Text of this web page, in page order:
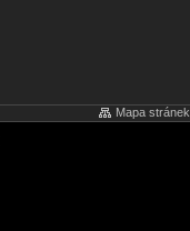
Mapa stránek